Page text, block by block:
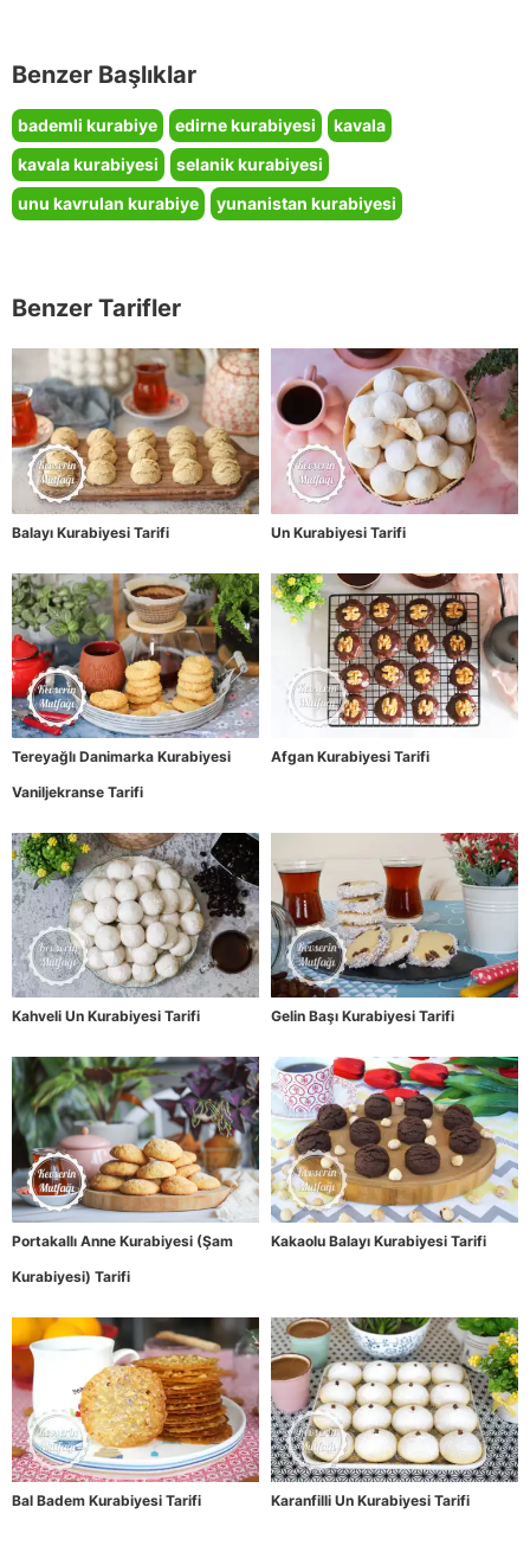
Benzer Başlıklar
bademli kurabiye edirne kurabiyesi
kavala
kavala kurabiyesi
selanik kurabiyesi
unu kavrulan kurabiye
yunanistan kurabiyesi
Benzer Tarifler
Balayı Kurabiyesi Tarifi Un Kurabiyesi Tarifi
Tereyağlı Danimarka Kurabiyesi
Vaniljekranse Tarifi
Afgan Kurabiyesi Tarifi
Kahveli Un Kurabiyesi Tarifi Gelin Başı Kurabiyesi Tarifi
Portakallı Anne Kurabiyesi (Şam
Kurabiyesi) Tarifi
Kakaolu Balayı Kurabiyesi Tarifi
Bal Badem Kurabiyesi Tarifi Karanfilli Un Kurabiyesi Tarifi